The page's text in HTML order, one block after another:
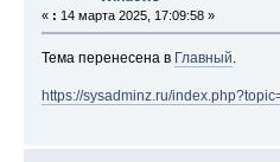
« : 14 марта 2025, 17:09:58 »
Тема перенесена в Главный.
https://sysadminz.ru/